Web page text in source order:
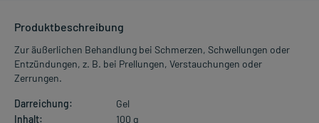
Produktbeschreibung
Zur äußerlichen Behandlung bei Schmerzen, Schwellungen oder
Entzündungen, z. B. bei Prellungen, Verstauchungen oder
Zerrungen.
Darreichung:
Gel
Inhalt:
100 g